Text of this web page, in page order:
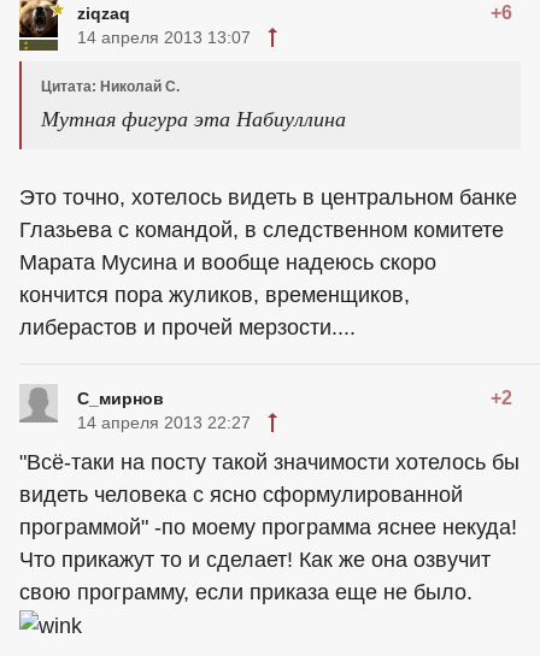
ziqzaq +6
14 апреля 2013 13:07
Цитата: Николай С.
Мутная фигура эта Набиуллина
Это точно, хотелось видеть в центральном банке
Глазьева с командой, в следственном комитете
Марата Мусина и вообще надеюсь скоро
кончится пора жуликов, временщиков,
либерастов и прочей мерзости....
С_мирнов +2
14 апреля 2013 22:27
"Всё-таки на посту такой значимости хотелось бы
видеть человека с ясно сформулированной
программой" -по моему программа яснее некуда!
Что прикажут то и сделает! Как же она озвучит
свою программу, если приказа еще не было.